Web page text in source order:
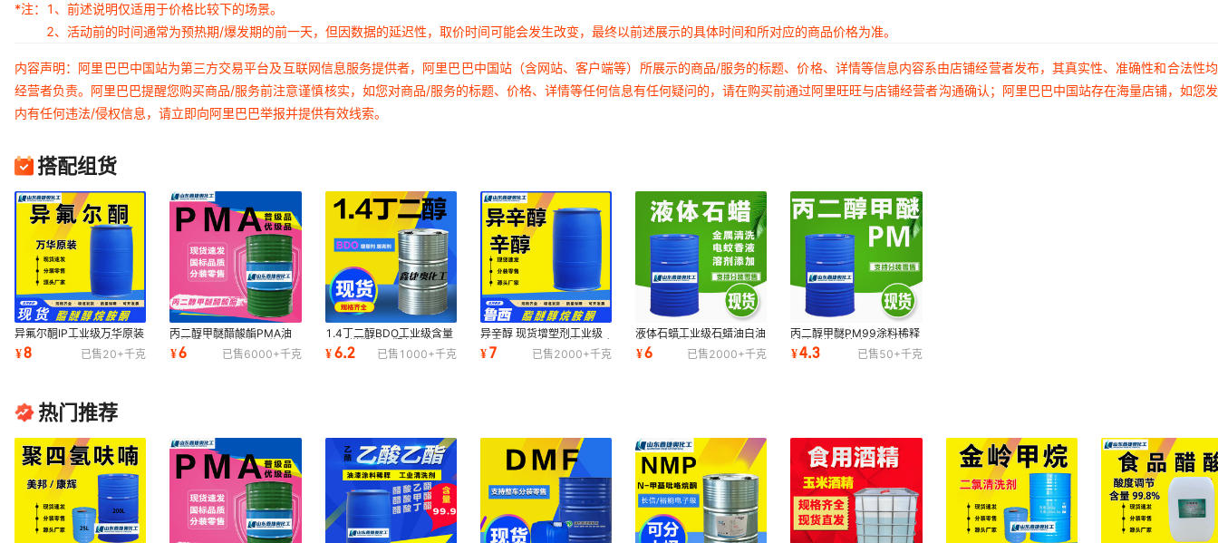
*注：
1、前述说明仅适用于价格比较下的场景。
2、活动前的时间通常为预热期/爆发期的前一天，但因数据的延迟性，取价时间可能会发生改变，最终以前述展示的具体时间和所对应的商品价格为准。
内容声明：阿里巴巴中国站为第三方交易平台及互联网信息服务提供者，阿里巴巴中国站（含网站、客户端等）所展示的商品/服务的标题、价格、详情等信息内容系由店铺经营者发布，其真实性、准确性和合法性
经营者负责。阿里巴巴提醒您购买商品/服务前注意谨慎核实，如您对商品/服务的标题、价格、详情等任何信息有任何疑问的，请在购买前通过阿里旺旺与店铺经营者沟通确认；阿里巴巴中国站存在海量店铺，如您
内有任何违法/侵权信息，请立即向阿里巴巴举报并提供有效线索。
搭配组货
异氟尔酮IP工业级万华原装
99.9%慢干水涂料稀释剂工
业级 异佛尔酮
¥8 已售20+千克
丙二醇甲醚醋酸酯PMA油
漆油墨溶剂清洗剂可分装工
业级高纯度
¥6 已售6000+千克
1.4丁二醇BDO工业级含量
99%增塑剂二羟基丁烷1,4
高纯度高含量
¥6.2 已售 1000+千克
异辛醇 现货增塑剂工业级
含量99.9%表面活性剂辛醇
异辛醇高纯
¥7 已售2000+千克
液体石蜡工业级石蜡油白油
乳化剂 试剂无色透明无味
溶剂精制
¥6 已售2000+千克
丙二醇甲醚PM99涂料稀释
剂溶剂燃料抗冻剂工业级工
业清洗剂清洁
¥4.3 已售50+千克
热门推荐